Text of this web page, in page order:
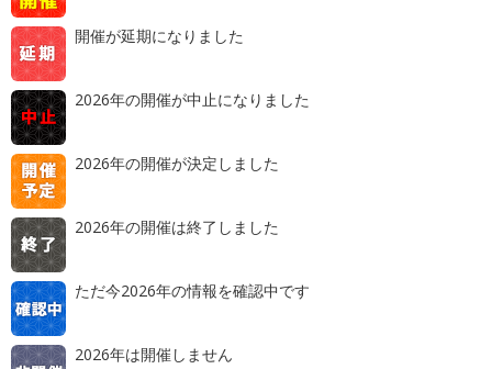
開催が延期になりました
2026年の開催が中止になりました
2026年の開催が決定しました
2026年の開催は終了しました
ただ今2026年の情報を確認中です
2026年は開催しません